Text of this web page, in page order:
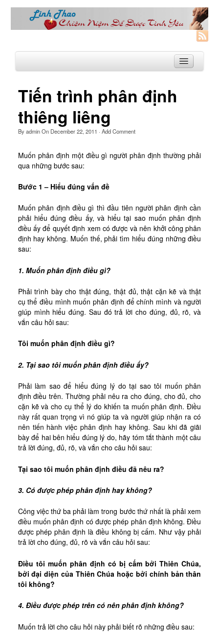
Linh Thao
Linhthao.org
Để Tự Do và Hạnh Phúc hơn
Khoá Linh Thao
Kinh Nghiệm
Hình Ảnh
Bài Cầu Nguyện
Cách Cầu Nguyện
Nhận Định
Phương Pháp CN, Xét Mình
Tác Phẩm
Trên Đường LBTM
Thao Luyện Nhẹ Nhàng
Xin Cho Con Gặp Được Chúa
Tài Liệu
Chú Giải Linh Thao
Khóa HD Linh hướng
Linh Thao Tám Ngày
Linh Thao Mười Ngày
Linh Thao 30 Ngày
Linh Thao Trong Cuộc Sống
Tiến trình phân định
thiêng liêng
ByadminOn December 22, 2011 · Add Comment
Muốn phân định một điều gì người phân định thường phải
qua những bước sau:
Bước 1 – Hiểu đúng vấn đề
Muốn phân định điều gì thì đầu tiên người phân định cần
phải hiểu đúng điều ấy, và hiểu tại sao muốn phân định
điều ấy để quyết định xem có được và nên khởi công phân
định hay không. Muốn thế, phải tìm hiểu đúng những điều
sau:
1. Muốn phân định điều gì?
Phải trình bày cho thật đúng, thật đủ, thật cặn kẽ và thật
cụ thể điều mình muốn phân định để chính mình và người
giúp mình hiểu đúng. Sau đó trả lời cho đúng, đủ, rõ, và
vắn câu hỏi sau:
Tôi muốn phân định điều gì?
2. Tại sao tôi muốn phân định điều ấy?
Phải làm sao để hiểu đúng lý do tại sao tôi muốn phân
định điều trên. Thường phải nêu ra cho đúng, cho đủ, cho
cặn kẽ và cho cụ thể lý do khiến ta muốn phân định. Điều
này rất quan trọng vì nó giúp ta và người giúp nhận ra có
nên tiến hành việc phân định hay không. Sau khi đã giãi
bày để hai bên hiểu đúng lý do, hãy tóm tắt thành một câu
trả lời đúng, đủ, rõ, và vắn cho câu hỏi sau:
Tại sao tôi muốn phân định điều đã nêu ra?
3. Có được phép phân định hay không?
Công việc thứ ba phải làm trong bước thứ nhất là phải xem
điều muốn phân định có được phép phân định không. Điều
được phép phân định là điều không bị cấm. Như vậy phải
trả lời cho đúng, đủ, rõ và vắn câu hỏi sau:
Điều tôi muốn phân định có bị cấm bởi Thiên Chúa,
bởi đại diện của Thiên Chúa hoặc bởi chính bản thân
tôi không?
4. Điều được phép trên có nên phân định không?
Muốn trả lời cho câu hỏi này phải biết rõ những điều sau: